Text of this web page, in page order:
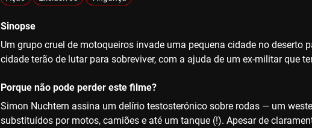
Sinopse
Um grupo cruel de motoqueiros invade uma pequena cidade no deserto
cidade terão de lutar para sobreviver, com a ajuda de um ex-militar que
Porque não pode perder este filme?
Simon Nuchtern assina um delírio testosterónico sobre rodas — um
substituídos por motos, camiões e até um tanque (!). Apesar de